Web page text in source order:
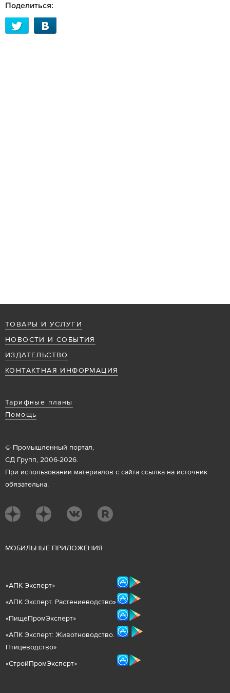
Поделиться:
ТОВАРЫ И УСЛУГИ
НОВОСТИ И СОБЫТИЯ
ИЗДАТЕЛЬСТВО
КОНТАКТНАЯ ИНФОРМАЦИЯ
Тарифные планы
Помощь
© Промышленный портал,
СД Групп, 2006-2026.
При использовании материалов с сайта ссылка на источник
обязательна.
МОБИЛЬНЫЕ ПРИЛОЖЕНИЯ
«АПК Эксперт»
«АПК Эксперт. Растениеводство»
«ПищеПромЭксперт»
«АПК Эксперт: Животноводство.
Птицеводство»
«СтройПромЭксперт»